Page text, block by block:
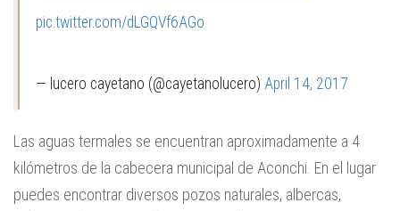
pic.twitter.com/dLGQVf6AGo
— lucero cayetano (@cayetanolucero) April 14, 2017
Las aguas termales se encuentran aproximadamente a 4
kilómetros de la cabecera municipal de Aconchi. En el lugar
puedes encontrar diversos pozos naturales, albercas,